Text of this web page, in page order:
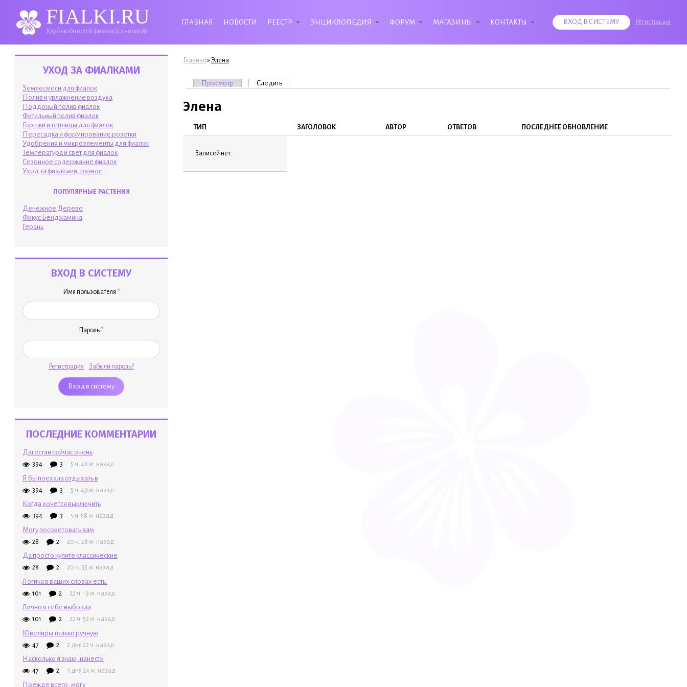
FIALKI.RU
Клуб любителей фиалок (сенполий)
ГЛАВНАЯ НОВОСТИ РЕЕСТР ЭНЦИКЛОПЕДИЯ ФОРУМ МАГАЗИНЫ КОНТАКТЫ ВХОД В СИСТЕМУ Регистрация
УХОД ЗА ФИАЛКАМИ
Землесмеси для фиалок
Полив и увлажнение воздуха
Поддоный полив фиалок
Фитильный полив фиалок
Горшки и теплицы для фиалок
Пересадка и формирование розетки
Удобрения и микроэлементы для фиалок
Температура и свет для фиалок
Сезонное содержание фиалок
Уход за фиалками, разное
ПОПУЛЯРНЫЕ РАСТЕНИЯ
Денежное Дерево
Фикус Бенджамина
Герань
ВХОД В СИСТЕМУ
Имя пользователя *
Пароль *
Регистрация Забыли пароль?
ПОСЛЕДНИЕ КОММЕНТАРИИ
Дагестан сейчас очень
394 3 5 ч. 46 м. назад
Я бы поехала отдыхать в
394 3 5 ч. 49 м. назад
Когда хочется выключить
394 3 5 ч. 58 м. назад
Могу посоветовать вам
28 2 20 ч. 28 м. назад
Да просто купите классические
28 2 20 ч. 35 м. назад
Логика в ваших словах есть.
101 2 22 ч. 19 м. назад
Лично я себе выбрала
101 2 22 ч. 52 м. назад
Ювелиры только ручную
47 2 2 дня 22 ч. назад
Насколько я знаю, нанести
47 2 3 дня 24 м. назад
Прежде всего, могу
Вы здесь
Главная »Элена
Главные вкладки
Просмотр Следить(активная вкладка)
Элена
ТИП ЗАГОЛОВОК АВТОР ОТВЕТОВ ПОСЛЕДНЕЕ ОБНОВЛЕНИЕ
Записей нет.